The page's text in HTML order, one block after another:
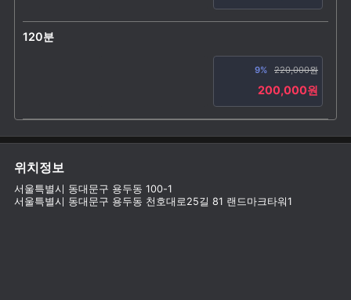
120분
9% 220,000원
200,000원
위치정보
서울특별시 동대문구 용두동 100-1
서울특별시 동대문구 용두동 천호대로25길 81 랜드마크타워1